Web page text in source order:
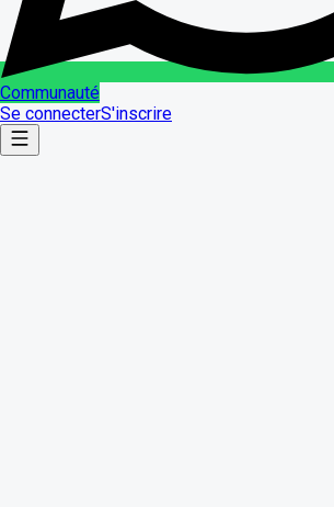
Communauté
Se connecterS'inscrire